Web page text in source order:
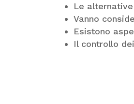
Le
Vanno
Esistono
Il controllo